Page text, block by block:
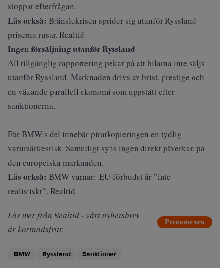
stoppat efterfrågan.
Läs också: Bränslekrisen sprider sig utanför Ryssland –
priserna rusar. Realtid
Ingen försäljning utanför Ryssland
All tillgänglig rapportering pekar på att bilarna inte säljs
utanför Ryssland. Marknaden drivs av brist, prestige och
en växande parallell ekonomi som uppstått efter
sanktionerna.
För BMW:s del innebär piratkopieringen en tydlig
varumärkesrisk. Samtidigt syns ingen direkt påverkan på
den europeiska marknaden.
Läs också: BMW varnar: EU-förbudet är ”inte
realistiskt”. Realtid
Läs mer från Realtid - vårt nyhetsbrev
är kostnadsfritt:
Prenumerera
BMW Ryssland Sanktioner